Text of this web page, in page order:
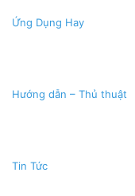
Ứng Dụng Hay
Hướng dẫn – Thủ thuật
Tin Tức